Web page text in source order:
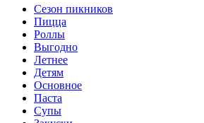
Сезон пикников
Пицца
Роллы
Выгодно
Летнее
Детям
Основное
Паста
Супы